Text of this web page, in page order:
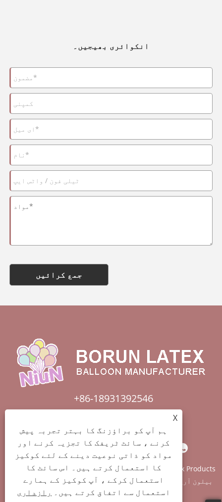
انکوائری بھیجیں۔
جمع کرائیں
+86-18931392546
Co., LTD. - بیلون آرچ، بوبو غبارے، لیٹیکس غبارہ - جملہ حقوق
محفوظ ہیں۔
X
ہم آپ کو براؤزنگ کا بہتر تجربہ پیش
کرنے ، سائٹ ٹریفک کا تجزیہ کرنے اور
مواد کو ذاتی نوعیت دینے کے لئے کوکیز
کا استعمال کرتے ہیں۔ اس سائٹ کا
استعمال کرکے ، آپ کوکیز کے ہمارے
استعمال سے اتفاق کرتے ہیں۔ رازداری